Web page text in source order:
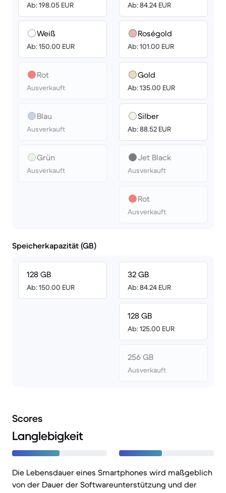
Ab: 198.05 EUR
Weiß
Ab: 150.00 EUR
Rot
Ausverkauft
Blau
Ausverkauft
Grün
Ausverkauft
Ab: 84.24 EUR
Roségold
Ab: 101.00 EUR
Gold
Ab: 135.00 EUR
Silber
Ab: 88.52 EUR
Jet Black
Ausverkauft
Rot
Ausverkauft
Speicherkapazität (GB)
128 GB
Ab: 150.00 EUR
32 GB
Ab: 84.24 EUR
128 GB
Ab: 125.00 EUR
256 GB
Ausverkauft
Scores
Langlebigkeit
Die Lebensdauer eines Smartphones wird maßgeblich
von der Dauer der Softwareunterstützung und der